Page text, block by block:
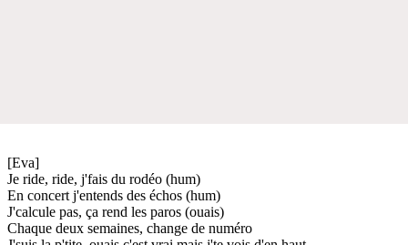
[Eva]
Je ride, ride, j'fais du rodéo (hum)
En concert j'entends des échos (hum)
J'calcule pas, ça rend les paros (ouais)
Chaque deux semaines, change de numéro